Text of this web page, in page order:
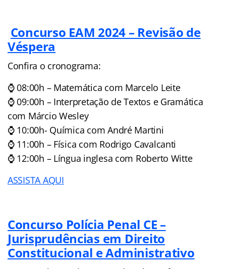
Concurso EAM 2024 – Revisão de
Véspera
Confira o cronograma:
⌚ 08:00h – Matemática com Marcelo Leite
⌚ 09:00h – Interpretação de Textos e Gramática
com Márcio Wesley
⌚ 10:00h- Química com André Martini
⌚ 11:00h – Física com Rodrigo Cavalcanti
⌚ 12:00h – Língua inglesa com Roberto Witte
ASSISTA AQUI
Concurso Polícia Penal CE –
Jurisprudências em Direito
Constitucional e Administrativo